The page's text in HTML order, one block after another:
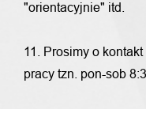
"orientacyjnie" itd.
11. Prosimy o
pracy tzn. pon-sob